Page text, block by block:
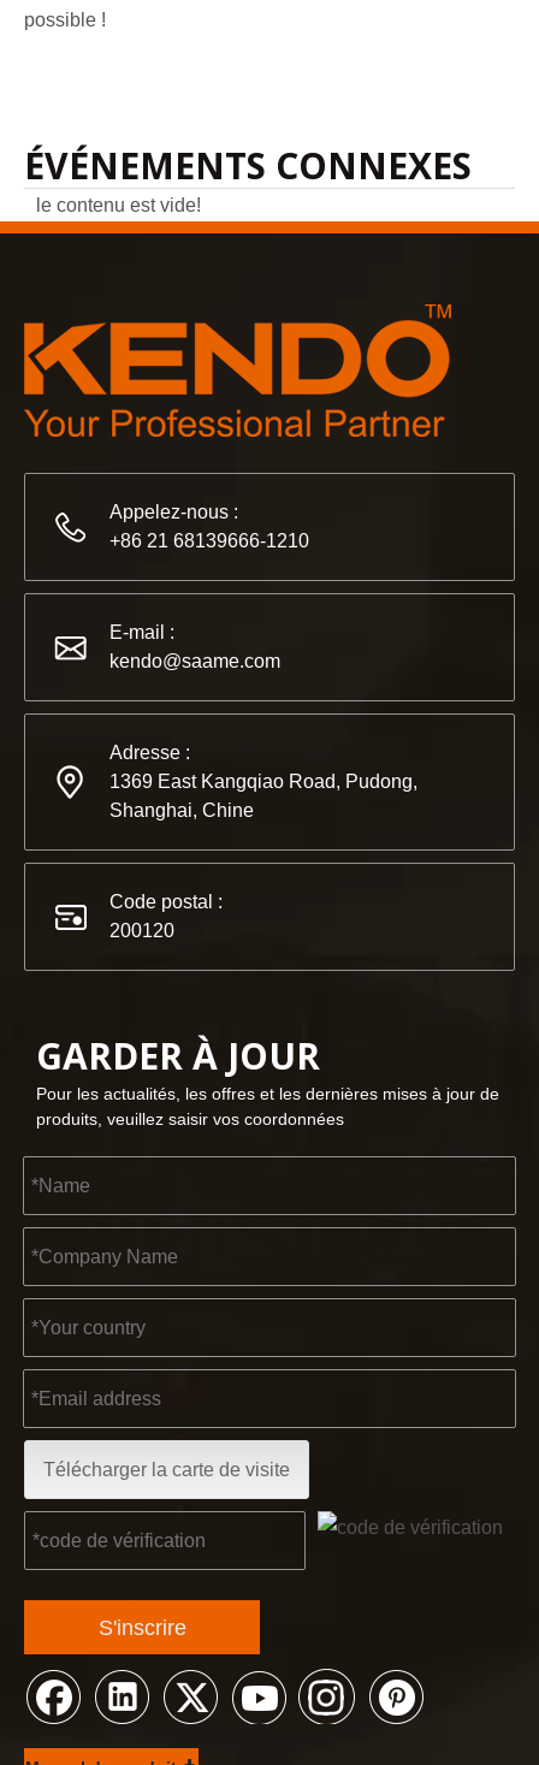
possible !
ÉVÉNEMENTS CONNEXES
le contenu est vide!
Appelez-nous :
+86 21 68139666-1210
E-mail :
kendo@saame.com
Adresse :
1369 East Kangqiao Road, Pudong,
Shanghai, Chine
Code postal :
200120
GARDER À JOUR
Pour les actualités, les offres et les dernières mises à jour de
produits, veuillez saisir vos coordonnées
Télécharger la carte de visite
S'inscrire